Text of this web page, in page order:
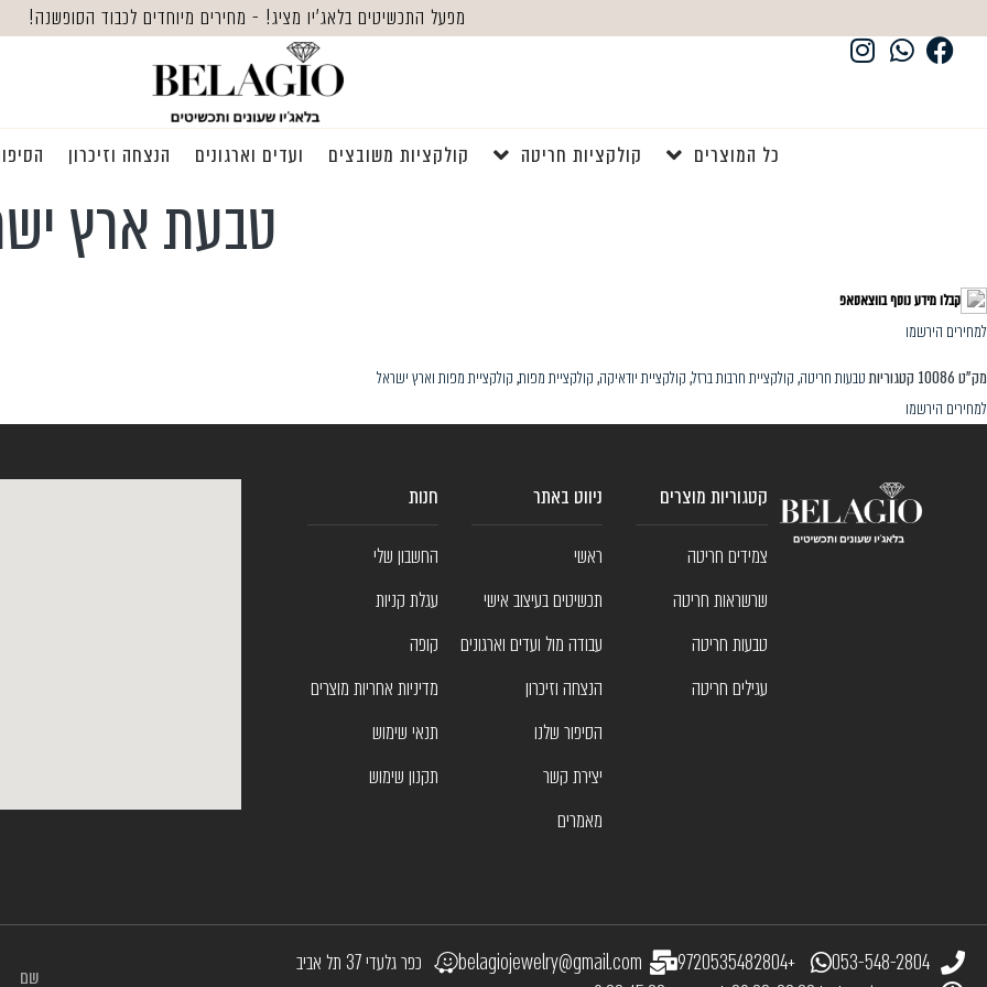
מפעל התכשיטים בלאג'יו מציג! - מחירים מיוחדים לכבוד הסופשנה!
כל המוצרים קולקציות חריטה קולקציות משובצים ועדים וארגונים הנצחה וזיכרון
טבעת ארץ
קבלו מידע נוסף בווצאסאפ
למחירים הירשמו
מק"ט10086 קטגוריותטבעות חריטה,קולקציית חרבות ברזל,קולקציית יודאיקה,קולקציית מפות,קולקציית מפות וארץ ישראל
למחירים הירשמו
צמידים חריטה
שרשראות חריטה
טבעות חריטה
עגילים חריטה
קטגוריות מוצרים
ראשי
תכשיטים בעיצוב אישי
עבודה מול ועדים וארגונים
הנצחה וזיכרון
הסיפור שלנו
יצירת קשר
מאמרים
ניווט באתר
החשבון שלי
עגלת קניות
קופה
מדיניות אחריות מוצרים
תנאי שימוש
תקנון שימוש
חנות
053-548-2804
+9720535482804
belagiojewelry@gmail.com
כפר גלעדי 37 תל אביב